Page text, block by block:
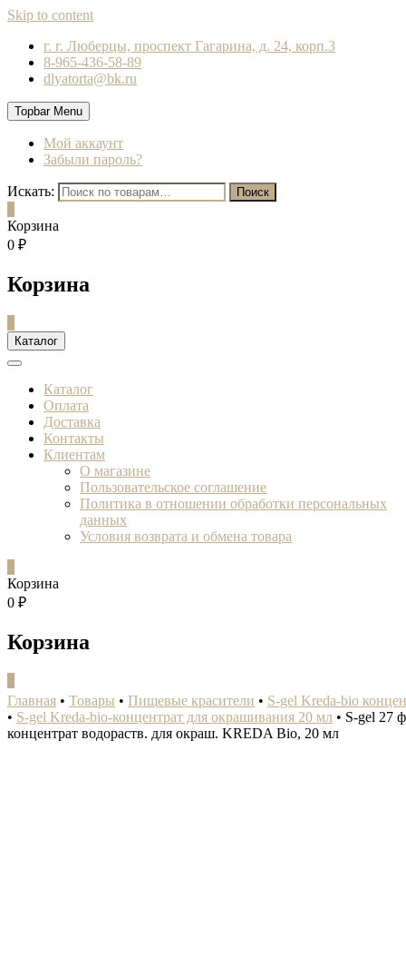
Skip to content
г. г. Люберцы, проспект Гагарина, д. 24, корп.3
8-965-436-58-89
dlyatorta@bk.ru
Topbar Menu
Мой аккаунт
Забыли пароль?
Искать: Поиск
Корзина
0 ₽
Корзина
Каталог
Каталог
Оплата
Доставка
Контакты
Клиентам
О магазине
Пользовательское соглашение
Политика в отношении обработки персональных
данных
Условия возврата и обмена товара
Корзина
0 ₽
Корзина
Главная • Товары • Пищевые красители • S-gel Kreda-bio
• S-gel Kreda-bio-концентрат для окрашивания 20 мл • S-gel 27
концентрат водораств. для окраш. KREDA Bio, 20 мл